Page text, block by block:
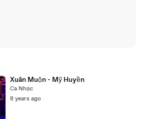
Xuân Muộn - Mỹ Huyền
Ca Nhạc
8 years ago